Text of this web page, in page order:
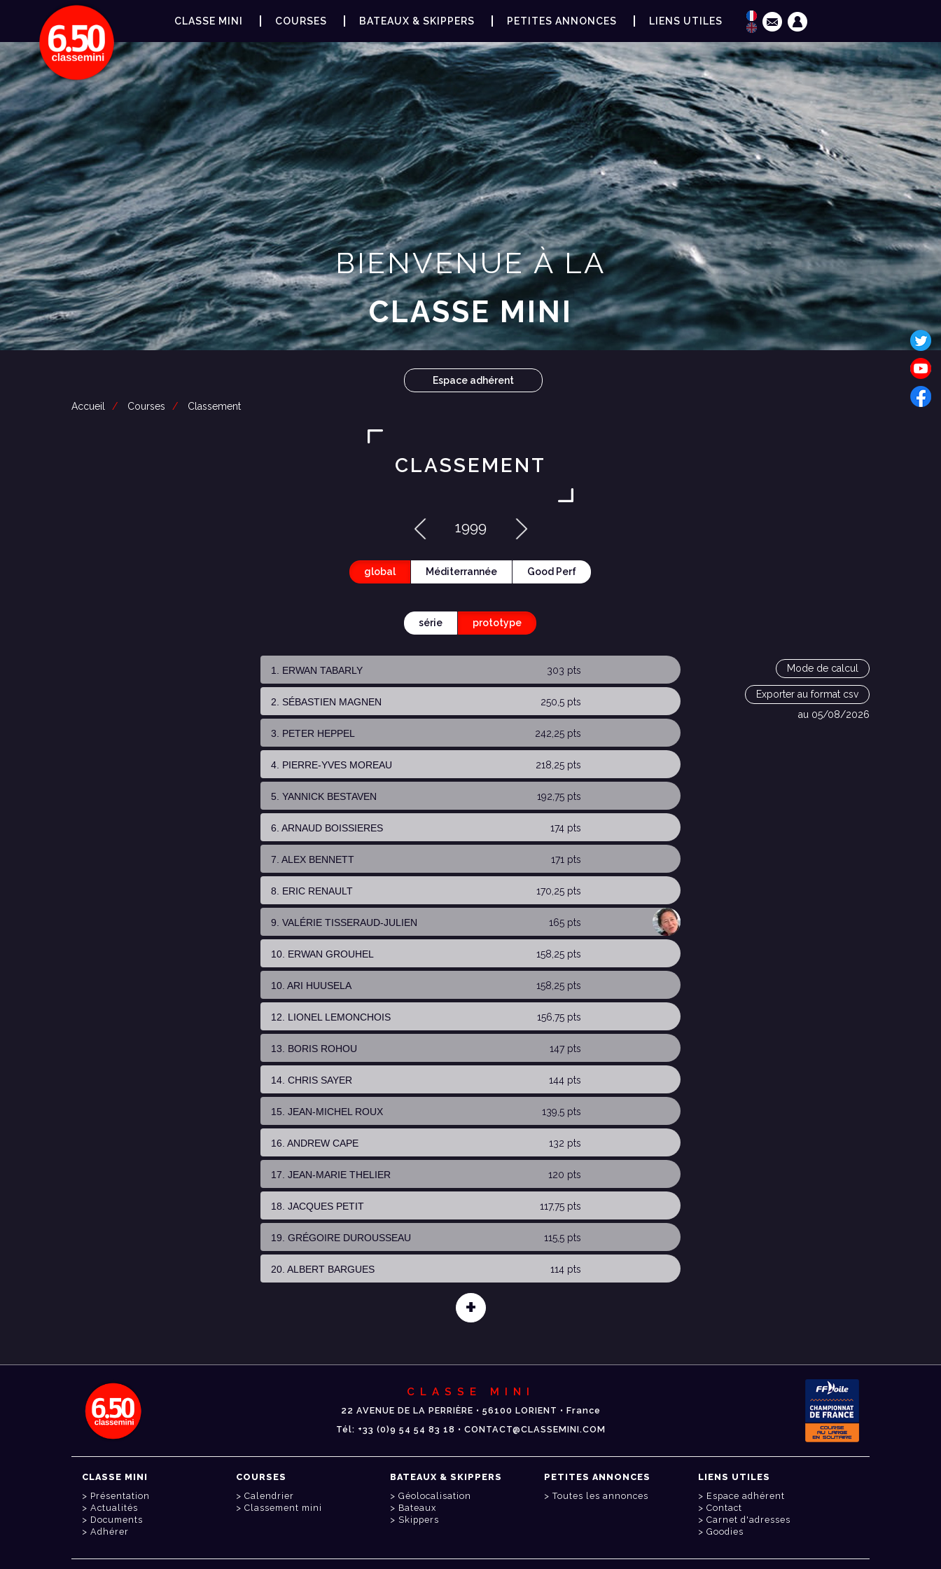
CLASSE MINI COURSES BATEAUX & SKIPPERS PETITES ANNONCES LIENS UTILES
BIENVENUE À LA
CLASSE MINI
Espace adhérent
Accueil Courses Classement
CLASSEMENT
1999
global Méditerrannée Good Perf
série prototype
Mode de calcul
Exporter au format csv
au 05/08/2026
1. ERWAN TABARLY 303 pts
2. SÉBASTIEN MAGNEN 250,5 pts
3. PETER HEPPEL 242,25 pts
4. PIERRE-YVES MOREAU 218,25 pts
5. YANNICK BESTAVEN 192,75 pts
6. ARNAUD BOISSIERES 174 pts
7. ALEX BENNETT 171 pts
8. ERIC RENAULT 170,25 pts
9. VALÉRIE TISSERAUD-JULIEN 165 pts
10. ERWAN GROUHEL 158,25 pts
10. ARI HUUSELA 158,25 pts
12. LIONEL LEMONCHOIS 156,75 pts
13. BORIS ROHOU 147 pts
14. CHRIS SAYER 144 pts
15. JEAN-MICHEL ROUX 139,5 pts
16. ANDREW CAPE 132 pts
17. JEAN-MARIE THELIER 120 pts
18. JACQUES PETIT 117,75 pts
19. GRÉGOIRE DUROUSSEAU 115,5 pts
20. ALBERT BARGUES 114 pts
+
CLASSE MINI
22 AVENUE DE LA PERRIÈRE • 56100 LORIENT • France
Tél: +33 (0)9 54 54 83 18 • CONTACT@CLASSEMINI.COM
CLASSE MINI
Présentation
Actualités
Documents
Adhérer
COURSES
Calendrier
Classement mini
BATEAUX & SKIPPERS
Géolocalisation
Bateaux
Skippers
PETITES ANNONCES
Toutes les annonces
LIENS UTILES
Espace adhérent
Contact
Carnet d'adresses
Goodies